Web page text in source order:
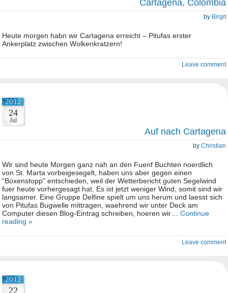
Cartagena, Colombia
by Birgit
Heute morgen habn wir Cartagena erreicht – Pitufas erster
Ankerplatz zwischen Wolkenkratzern!
Leave comment
2012
24
Jul
Auf nach Cartagena
by Christian
Wir sind heute Morgen ganz nah an den Fuenf Buchten noerdlich
von St. Marta vorbeigesegelt, haben uns aber gegen einen
“Boxenstopp” entschieden, weil der Wetterbericht guten Segelwind
fuer heute vorhergesagt hat. Es ist jetzt weniger Wind, somit sind wir
langsamer. Eine Gruppe Delfine spielt um uns herum und laesst sich
von Pitufas Bugwelle mittragen, waehrend wir unter Deck am
Computer diesen Blog-Eintrag schreiben, hoeren wir… Continue
reading »
Leave comment
2012
22